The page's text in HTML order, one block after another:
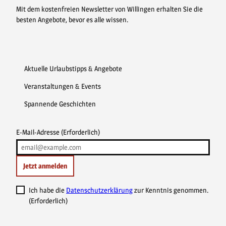
Mit dem kostenfreien Newsletter von Willingen erhalten Sie die
besten Angebote, bevor es alle wissen.
Aktuelle Urlaubstipps & Angebote
Veranstaltungen & Events
Spannende Geschichten
E-Mail-Adresse (Erforderlich)
Jetzt anmelden
Ich habe die Datenschutzerklärungzur Kenntnis genommen.
(Erforderlich)